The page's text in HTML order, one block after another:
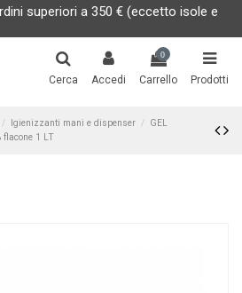
superiori a 350 € (eccetto isole e
Cerca Accedi
0
Carrello Prodotti
Igienizzanti mani e dispenser
GEL
flacone 1 LT